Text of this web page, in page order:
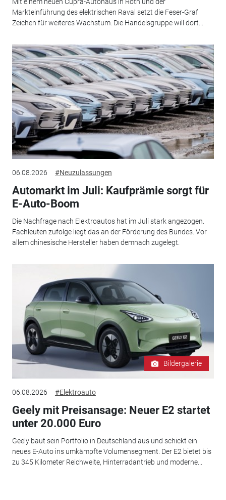
Markteinführung des elektrischen Raval setzt die Feser-Graf
Zeichen für weiteres Wachstum. Die Handelsgruppe will dort...
06.08.2026 #Neuzulassungen
Automarkt im Juli: Kaufprämie sorgt für
E-Auto-Boom
Die Nachfrage nach Elektroautos hat im Juli stark angezogen.
Fachleuten zufolge liegt das an der Förderung des Bundes. Vor
allem chinesische Hersteller haben demnach zugelegt.
Bildergalerie
06.08.2026 #Elektroauto
Geely mit Preisansage: Neuer E2 startet
unter 20.000 Euro
Geely baut sein Portfolio in Deutschland aus und schickt ein
neues E-Auto ins umkämpfte Volumensegment. Der E2 bietet bis
zu 345 Kilometer Reichweite, Hinterradantrieb und moderne...